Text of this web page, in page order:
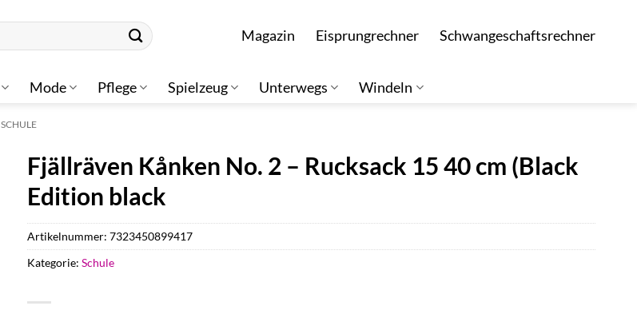
Magazin Eisprungrechner Schwangeschaftsrechner
Mode Pflege Spielzeug Unterwegs Windeln
SCHULE
Fjällräven Kånken No. 2 – Rucksack 15 40 cm (Black
Edition black
Artikelnummer:7323450899417
Kategorie:Schule